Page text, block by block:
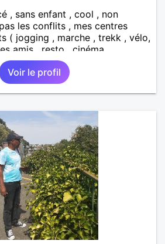
, sans enfant , cool , non
les conflits , mes centres
( jogging , marche , trekk , vélo,
amis , resto , cinéma,
, saine et équilibré et
à un moment de ma vie où je
pour mon équilibre . Je laisse de
ne m'apportent rien . Ma
douce et gentille, aimant
et pétillante, aimant l'imprévu .
chez soi me conviendrait
Voir le profil